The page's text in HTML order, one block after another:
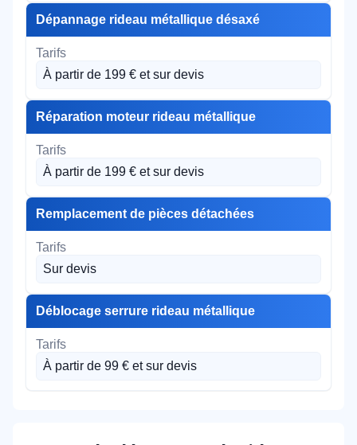
Dépannage rideau métallique désaxé
À partir de 199 € et sur devis
Réparation moteur rideau métallique
À partir de 199 € et sur devis
Remplacement de pièces détachées
Sur devis
Déblocage serrure rideau métallique
À partir de 99 € et sur devis